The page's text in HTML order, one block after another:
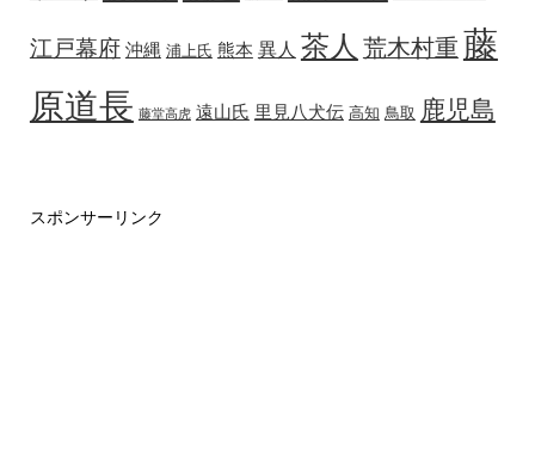
江戸幕府 沖縄 浦上氏 熊本 異人 茶人 荒木村重 藤
原道長 藤堂高虎 遠山氏 里見八犬伝 高知 鳥取 鹿児島
スポンサーリンク